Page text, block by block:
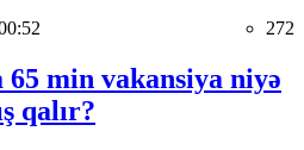
272
65 min vakansiya niyə
qalır?